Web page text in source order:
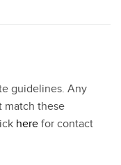
guidelines. Any
match these
here for contact